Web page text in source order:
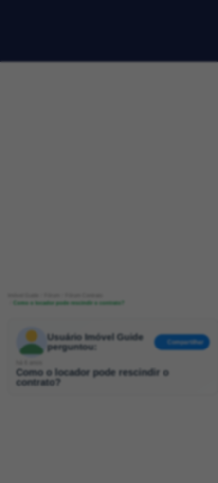
Como o locador pode rescindir o contrato?
Usuário Imóvel Guide
perguntou:
Compartilhar
Como o locador pode rescindir o
contrato?